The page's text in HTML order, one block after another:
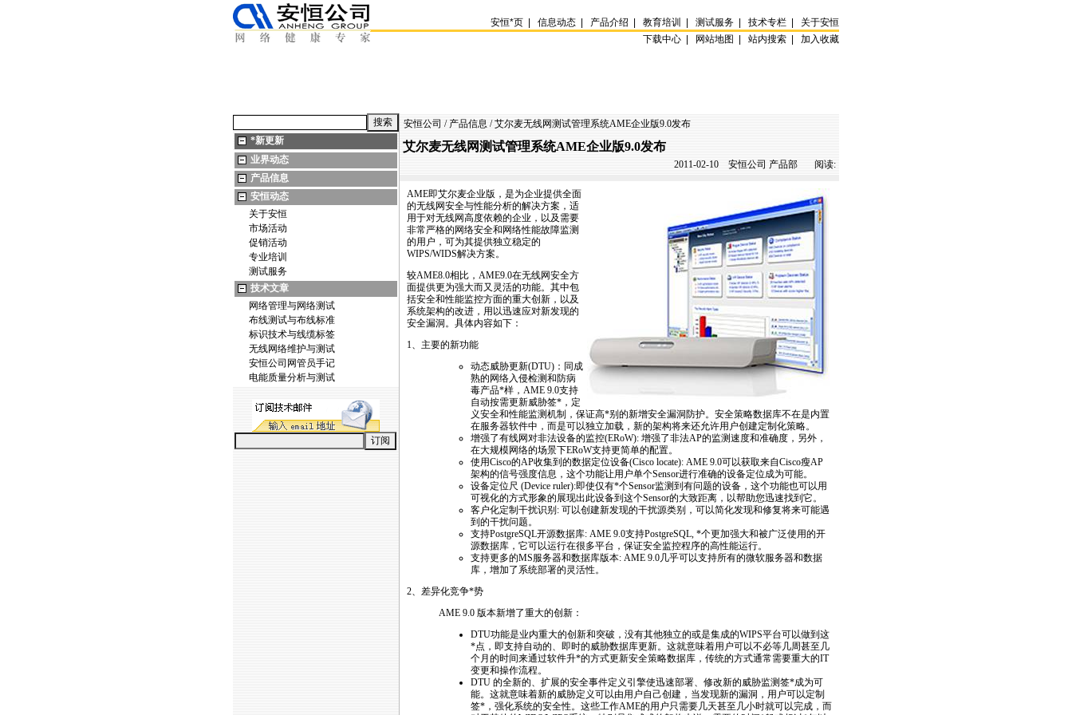
安恒*页 信息动态 产品介绍 教育培训 测试服务 技术专栏
关于安恒
下载中心 |
网站地图 站内搜索 加入收藏
*新更新
业界动态
产品信息
安恒动态
关于安恒
市场活动
促销活动
专业培训
测试服务
技术文章
网络管理与网络测试
布线测试与布线标准
标识技术与线缆标签
无线网络维护与测试
安恒公司网管员手记
电能质量分析与测试
安恒公司 / 产品信息 / 艾尔麦无线网测试管理系统AME企业版9.0发布
艾尔麦无线网测试管理系统AME企业版9.0发布
2011-02-10 安恒公司 产品部 阅读:
AME即艾尔麦企业版，是为企业提供全面
的无线网安全与性能分析的解决方案，适
用于对无线网高度依赖的企业，以及需要
非常严格的网络安全和网络性能故障监测
的用户，可为其提供独立稳定的
WIPS/WIDS解决方案。
较AME8.0相比， AME9.0在无线网安全方
面提供更为强大而又灵活的功能。其中包
括安全和性能监控方面的重大创新，以及
系统架构的改进，用以迅速应对新发现的
安全漏洞。具体内容如下：
1、主要的新功能
动态威胁更新(DTU)：同成
熟的网络入侵检测和防病
毒产品*样， AME 9.0支持
自动按需更新威胁签* ，定
义安全和性能监测机制，保证高*别的新增安全漏洞防护。安全策略数据库不在是内置
在服务器软件中，而是可以独立加载，新的架构将来还允许用户创建定制化策略。
增强了有线网对非法设备的监控(ERoW): 增强了非法AP的监测速度和准确度，另外，
在大规模网络的场景下ERoW支持更简单的配置。
使用Cisco的AP收集到的数据定位设备(Cisco locate): AME 9.0可以获取来自Cisco瘦AP
架构的信号强度信息，这个功能让用户单个Sensor进行准确的设备定位成为可能。
设备定位尺 (Device ruler):即使仅有*个Sensor监测到有问题的设备，这个功能也可以用
可视化的方式形象的展现出此设备到这个Sensor的大致距离，以帮助您迅速找到它。
客户化定制干扰识别: 可以创建新发现的干扰源类别，可以简化发现和修复将来可能遇
到的干扰问题。
支持PostgreSQL开源数据库: AME 9.0支持PostgreSQL, *个更加强大和被广泛使用的开
源数据库，它可以运行在很多平台，保证安全监控程序的高性能运行。
支持更多的MS服务器和数据库版本: AME 9.0几乎可以支持所有的微软服务器和数据
库，增加了系统部署的灵活性。
2、差异化竞争*势
AME 9.0 版本新增了重大的创新：
DTU功能是业内重大的创新和突破，没有其他独立的或是集成的WIPS平台可以做到这
*点，即支持自动的、即时的威胁数据库更新。这就意味着用户可以不必等几周甚至几
个月的时间来通过软件升*的方式更新安全策略数据库，传统的方式通常需要重大的IT
变更和操作流程。
DTU 的全新的、扩展的安全事件定义引擎使迅速部署、修改新的威胁监测签*成为可
能。这就意味着新的威胁定义可以由用户自己创建，当发现新的漏洞，用户可以定制
签* ，强化系统的安全性。这些工作AME的用户只需要几天甚至几小时就可以完成，而